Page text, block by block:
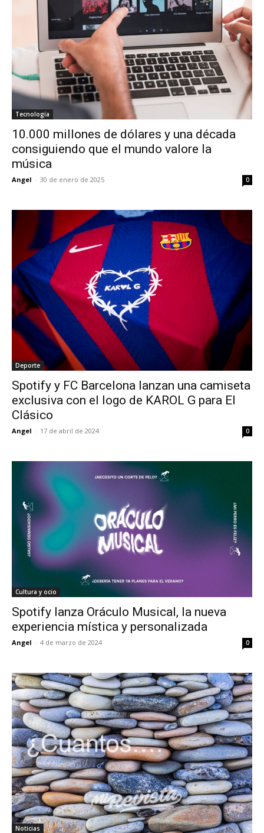
Tecnología
10.000 millones de dólares y una década
consiguiendo que el mundo valore la
música
Angel - 30 de enero de 2025 0
Deporte
Spotify y FC Barcelona lanzan una camiseta
exclusiva con el logo de KAROL G para El
Clásico
Angel - 17 de abril de 2024 0
Cultura y ocio
Spotify lanza Oráculo Musical, la nueva
experiencia mística y personalizada
Angel - 4 de marzo de 2024 0
Noticias